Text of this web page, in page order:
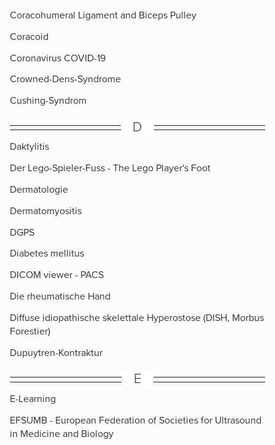
Coracohumeral Ligament and Biceps Pulley
Coracoid
Coronavirus COVID-19
Crowned-Dens-Syndrome
Cushing-Syndrom
D
Daktylitis
Der Lego-Spieler-Fuss - The Lego Player's Foot
Dermatologie
Dermatomyositis
DGPS
Diabetes mellitus
DICOM viewer - PACS
Die rheumatische Hand
Diffuse idiopathische skelettale Hyperostose (DISH, Morbus
Forestier)
Dupuytren-Kontraktur
E
E-Learning
EFSUMB - European Federation of Societies for Ultrasound
in Medicine and Biology